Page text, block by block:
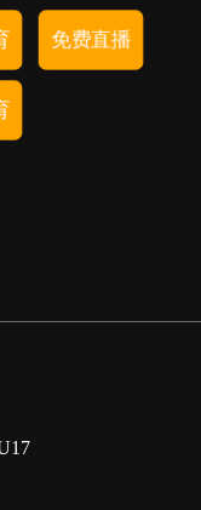
免费直播